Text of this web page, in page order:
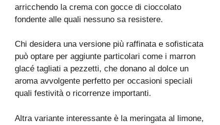
arricchendo la crema con gocce di cioccolato
fondente alle quali nessuno sa resistere.
Chi desidera una versione più raffinata e sofisticata
può optare per aggiunte particolari come i marron
glacé tagliati a pezzetti, che donano al dolce un
aroma avvolgente perfetto per occasioni speciali
quali festività o ricorrenze importanti.
Altra variante interessante è la meringata al limone,